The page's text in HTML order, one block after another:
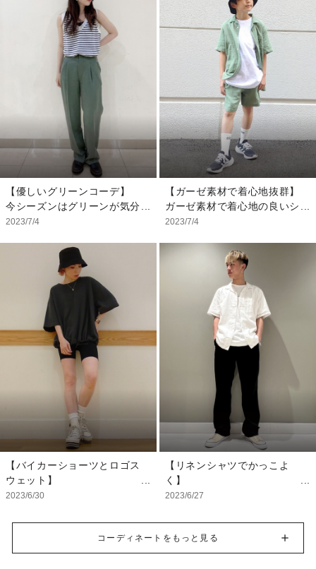
動きやすく腰回りがゆったり
なので座ったり立ったりも楽
チン◎ 脚の形がスッキリ見
える絶妙なテーパードシルエ
ットでオンオフ自由自在！
年代問わず履きやすいGAP
定番パンツです。
【スタッフ着用サイズ】
Tシャツ：S（メンズ）
シャツ：S
もカバーできます！ また、
ウエスト位置も高いので脚長
【スタッフ着用サイズ】
ワンピース：S
デニムジャケット：M
【優しいグリーンコーデ】
今シーズンはグリーンが気分
♪ オチ感とカラーがキレイな
グリーンを含む3カラーで新
登場です。 柔らかくしっと
りした生地感とワンタック入
ったストレートライン。 ト
ップス次第でオンオフ問わず
スタイリングを楽しめます。
リネン混のノースリーブを合
わせ、爽やかな初夏の装い
【スタッフ着用サイズ】
ノースリーブニット:XS
インナー：XXS
ボトムス：00
2023/7/4
【ガーゼ素材で着心地抜群】
ガーゼ素材で着心地の良いシ
ャツと、ショートパンツのセ
スコーデにしました。 ガー
ゼ生地は柔らかく、汗も吸っ
てくれるので夏の時期におす
すめです。 セットアップに
しても、それぞれ違うアイテ
ムと合わせてもおしゃれな着
こなしになりますよ。
【モデル着用サイズ】
シャツ：L/140cm
Tシャツ：L/140cm
ショートパンツ：M/130cm
2023/7/4
【バイカーショーツとロゴス
ウェット】
人気のミニロゴシリーズ！シ
が入荷です！ 裾はドロース
トリングでキュッと絞れるの
でアクセントをつけても◎
2023/6/30
【リネンシャツでかっこよ
く】
半袖のリネンシャツが、使い
からの季節にぴったりです！
【スタッフ着用サイズ】
2023/6/27
コーディネートをもっと見る